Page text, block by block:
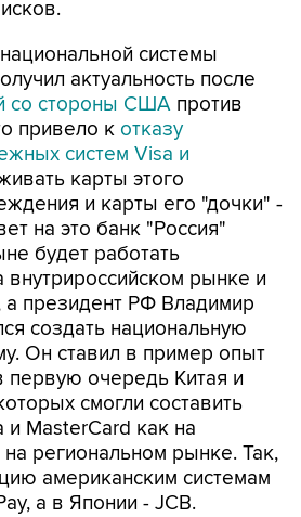
системы
актуальность после
со стороны США против
привело к отказу
систем Visa и
карты этого
и карты его "дочки" -
на это банк "Россия"
будет работать
внутрироссийском рынке и
а президент РФ Владимир
создать национальную
Он ставил в пример опыт
первую очередь Китая и
смогли составить
MasterCard как на
на региональном рынке. Так,
американским системам
а в Японии - JCB.